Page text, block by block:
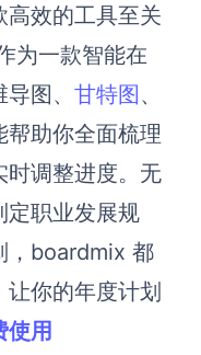
高效的工具至关
为一款智能在
图、 甘特图、
助你全面梳理
时调整进度。无
定职业发展规
，boardmix 都
你的年度计划
使用